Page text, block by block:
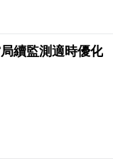
續監測適時優化